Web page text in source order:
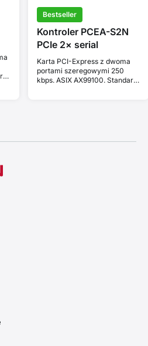
Bestseller
Kontroler PCEA-S2N
PCIe 2× serial
Karta PCI-Express z dwoma
portami szeregowymi 250
kbps. ASIX AX99100. Standard